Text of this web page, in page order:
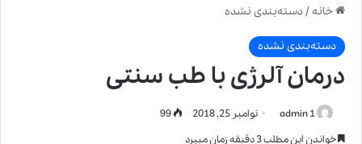
خانه/دسته‌بندی نشده
دسته‌بندی نشده
درمان آلرژی با طب سنتی
admin 1 نوامبر 25, 2018
خواندن این مطلب 3 دقیقه زمان میبرد